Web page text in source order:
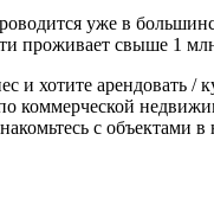
уже в
проживает свыше 1
и хотите арендовать
коммерческой
с объектами